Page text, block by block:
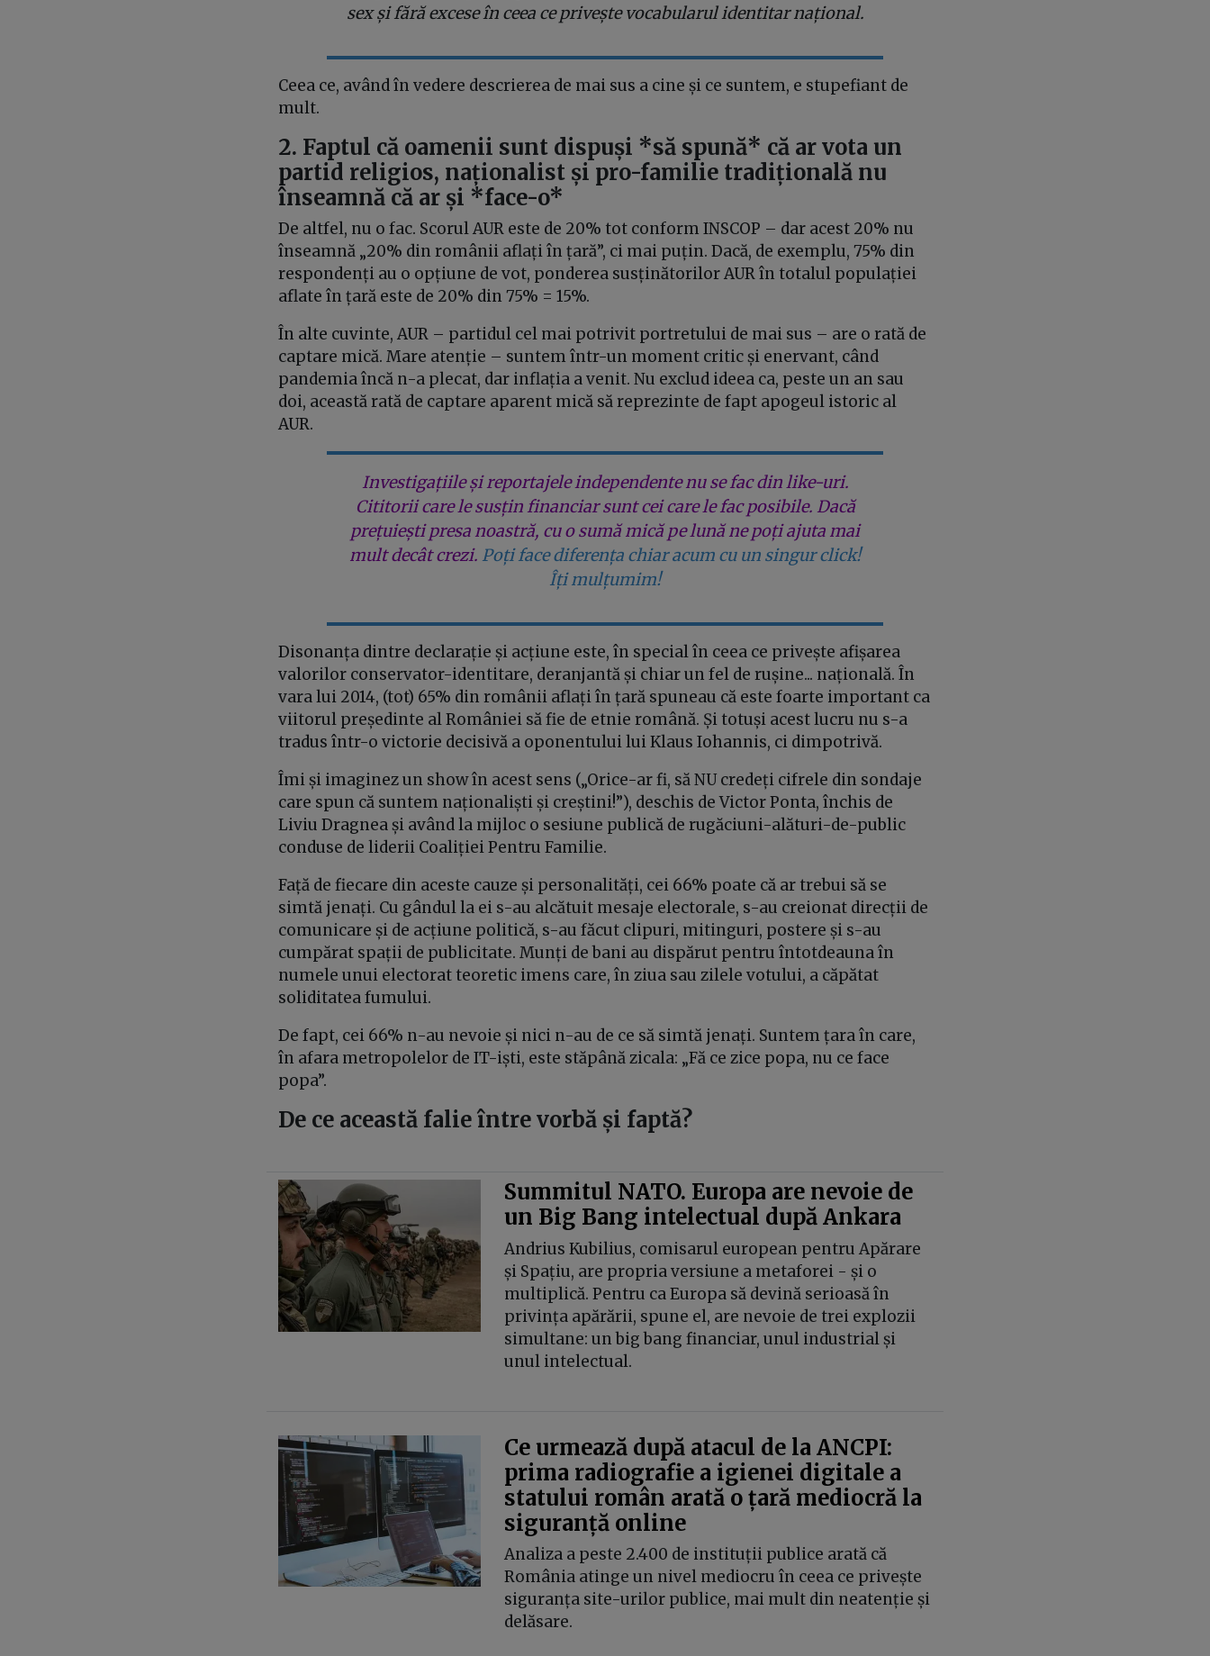
sex și fără excese în ceea ce privește vocabularul identitar național.
Ceea ce, având în vedere descrierea de mai sus a cine și ce suntem, e stupefiant de
mult.
2. Faptul că oamenii sunt dispuși *să spună* că ar vota un
partid religios, naționalist și pro-familie tradițională nu
înseamnă că ar și *face-o*
De altfel, nu o fac. Scorul AUR este de 20% tot conform INSCOP – dar acest 20% nu
înseamnă „20% din românii aflați în țară”, ci mai puțin. Dacă, de exemplu, 75% din
respondenți au o opțiune de vot, ponderea susținătorilor AUR în totalul populației
aflate în țară este de 20% din 75% = 15%.
În alte cuvinte, AUR – partidul cel mai potrivit portretului de mai sus – are o rată de
captare mică. Mare atenție – suntem într-un moment critic și enervant, când
pandemia încă n-a plecat, dar inflația a venit. Nu exclud ideea ca, peste un an sau
doi, această rată de captare aparent mică să reprezinte de fapt apogeul istoric al
AUR.
Investigațiile și reportajele independente nu se fac din like-uri.
Cititorii care le susțin financiar sunt cei care le fac posibile. Dacă
prețuiești presa noastră, cu o sumă mică pe lună ne poți ajuta mai
mult decât crezi. Poți face diferența chiar acum cu un singur click!
Îți mulțumim!
Disonanța dintre declarație și acțiune este, în special în ceea ce privește afișarea
valorilor conservator-identitare, deranjantă și chiar un fel de rușine... națională. În
vara lui 2014, (tot) 65% din românii aflați în țară spuneau că este foarte important ca
viitorul președinte al României să fie de etnie română. Și totuși acest lucru nu s-a
tradus într-o victorie decisivă a oponentului lui Klaus Iohannis, ci dimpotrivă.
Îmi și imaginez un show în acest sens („Orice-ar fi, să NU credeți cifrele din sondaje
care spun că suntem naționaliști și creștini!”), deschis de Victor Ponta, închis de
Liviu Dragnea și având la mijloc o sesiune publică de rugăciuni-alături-de-public
conduse de liderii Coaliției Pentru Familie.
Față de fiecare din aceste cauze și personalități, cei 66% poate că ar trebui să se
simtă jenați. Cu gândul la ei s-au alcătuit mesaje electorale, s-au creionat direcții de
comunicare și de acțiune politică, s-au făcut clipuri, mitinguri, postere și s-au
cumpărat spații de publicitate. Munți de bani au dispărut pentru întotdeauna în
numele unui electorat teoretic imens care, în ziua sau zilele votului, a căpătat
soliditatea fumului.
De fapt, cei 66% n-au nevoie și nici n-au de ce să simtă jenați. Suntem țara în care,
în afara metropolelor de IT-iști, este stăpână zicala: „Fă ce zice popa, nu ce face
popa”.
De ce această falie între vorbă și faptă?
Summitul NATO. Europa are nevoie de
un Big Bang intelectual după Ankara
Andrius Kubilius, comisarul european pentru Apărare
și Spațiu, are propria versiune a metaforei - și o
multiplică. Pentru ca Europa să devină serioasă în
privința apărării, spune el, are nevoie de trei explozii
simultane: un big bang financiar, unul industrial și
unul intelectual.
Ce urmează după atacul de la ANCPI:
prima radiografie a igienei digitale a
statului român arată o țară mediocră la
siguranță online
Analiza a peste 2.400 de instituții publice arată că
România atinge un nivel mediocru în ceea ce privește
siguranța site-urilor publice, mai mult din neatenție și
delăsare.